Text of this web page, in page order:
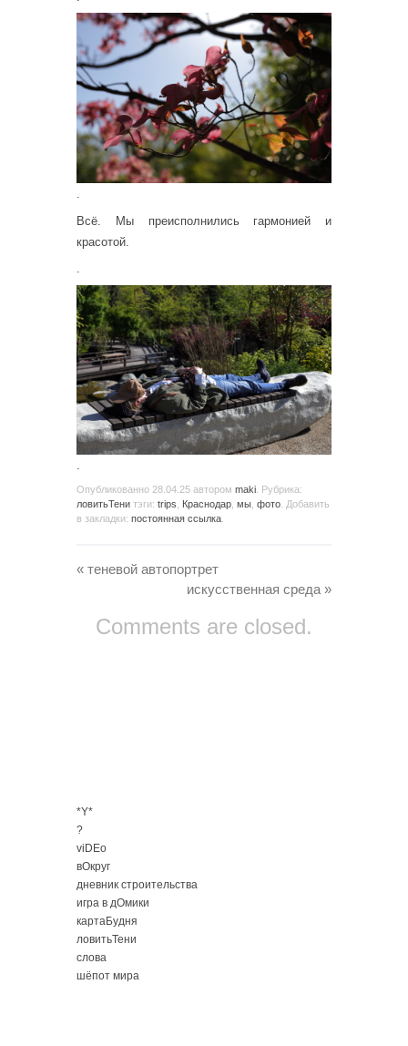
.
Всё. Мы преисполнились гармонией и
красотой.
.
.
Опубликованно 28.04.25 автором maki . Рубрика:
ловитьТени тэги: trips Краснодар мы фото . Добавить
в закладки: постоянная ссылка
« теневой автопортрет
искусственная среда »
Comments are closed.
*Y*
?
viDEo
вОкруг
дневник строительства
игра в дОмики
картаБудня
ловитьТени
слова
шёпот мира